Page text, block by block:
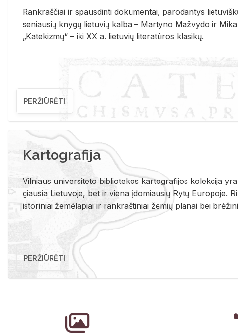
Rank­raš­čiai ir spaus­din­ti do­ku­men­tai, pa­ro­dan­tys
se­niau­sių kny­gų lie­tu­vių kal­ba – Mar­ty­no Ma­žvy­do ir
„Ka­te­kiz­mų“ – iki XX a. lie­tu­vių li­te­ra­tū­ros kla­si­kų.
PERŽIŪRĖTI
Kartografija
Vil­niaus uni­ver­si­te­to bi­b­lio­te­kos kar­to­gra­fi­jos ko­lek­ci­ja
giau­sia Lie­tu­vo­je, bet ir vie­na įdo­miau­sių Rytų Eu­ro­po­je.
is­to­ri­niai že­mė­la­piai ir rank­raš­ti­niai že­mių pla­nai bei
PERŽIŪRĖTI